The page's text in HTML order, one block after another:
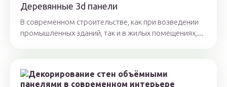
Деревянные 3d панели
В современном строительстве, как при возведении
промышленных зданий, так и в жилых помещениях,...